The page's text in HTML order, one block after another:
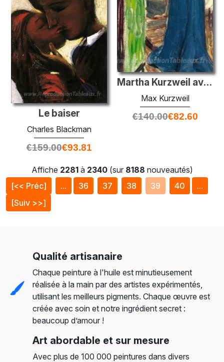
Martha Kurzweil avant un chevalet
Max Kurzweil
€140.00€82.60
Le baiser
Charles Blackman
€159.00€93.81
Affiche 2281à 2340(sur 8188 nouveautés)
[<< Préc]
... 36 37 38 39 40
...
[Suiv >>]
Qualité artisanaire
Chaque peinture à l'huile est minutieusement
réalisée à la main par des artistes expérimentés,
utilisant les meilleurs pigments. Chaque œuvre est
créée avec soin et notre ingrédient secret :
beaucoup d’amour !
Art abordable et sur mesure
Avec plus de 100 000 peintures dans divers